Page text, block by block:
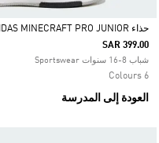
Selected
حذاء ADIDAS MINECRAFT PRO JUNIOR
SAR 399.00
شباب 8-16 سنوات Sportswear
6 Colours
العودة إلى المدرسة